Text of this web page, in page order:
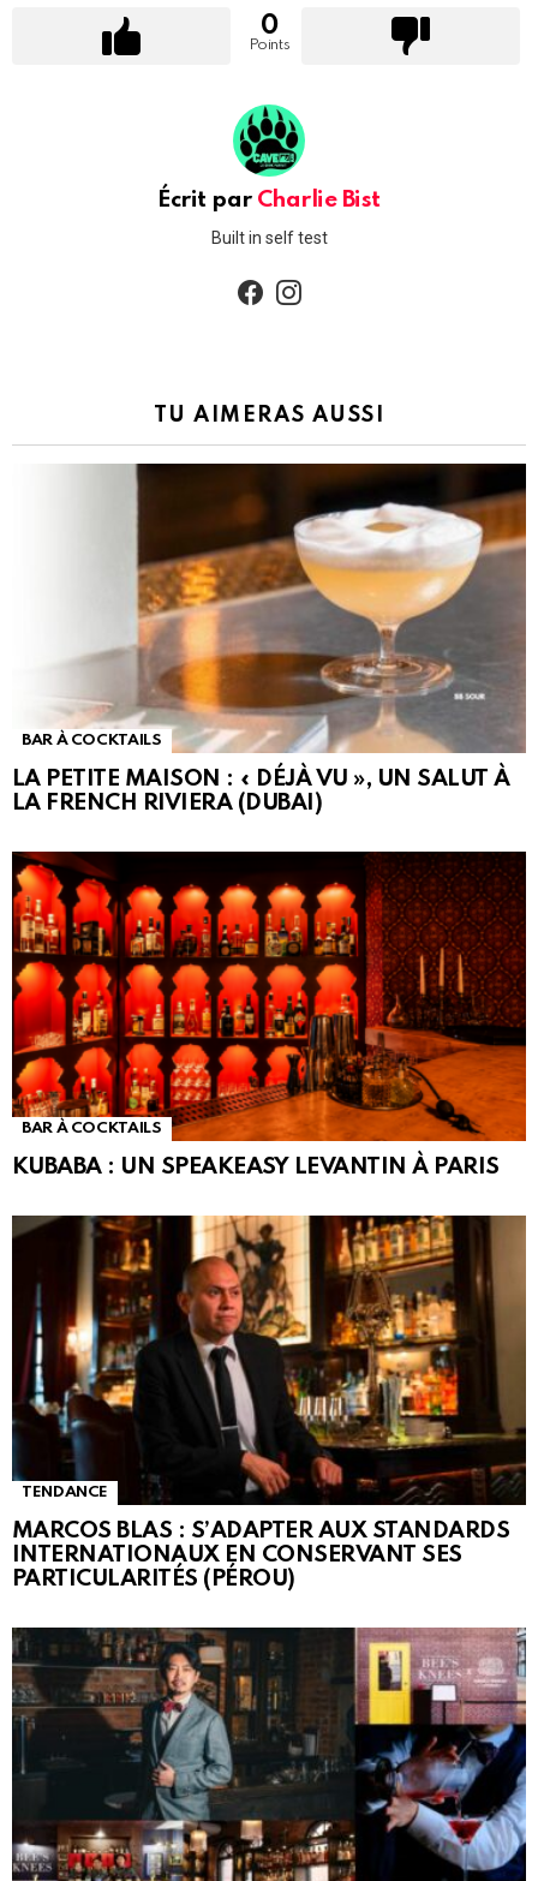
0
Points
Écrit par Charlie Bist
Built in self test
TU AIMERAS AUSSI
BAR À COCKTAILS
LA PETITE MAISON : « DÉJÀ VU », UN SALUT À
LA FRENCH RIVIERA (DUBAI)
BAR À COCKTAILS
KUBABA : UN SPEAKEASY LEVANTIN À PARIS
TENDANCE
MARCOS BLAS : S’ADAPTER AUX STANDARDS
INTERNATIONAUX EN CONSERVANT SES
PARTICULARITÉS (PÉROU)